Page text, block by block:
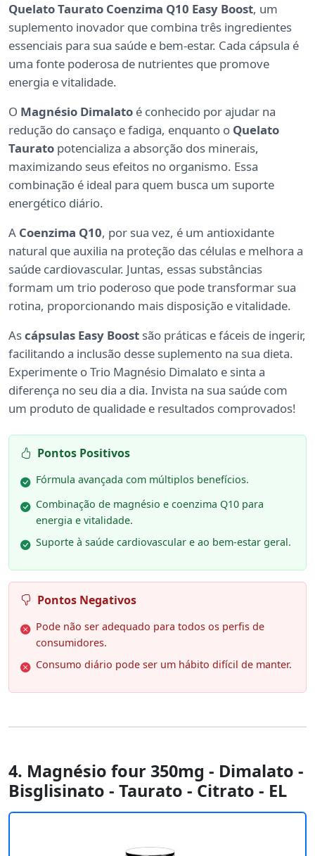
Quelato Taurato Coenzima Q10 Easy Boost, um
suplemento inovador que combina três ingredientes
essenciais para sua saúde e bem-estar. Cada cápsula é
uma fonte poderosa de nutrientes que promove
energia e vitalidade.
O Magnésio Dimalato é conhecido por ajudar na
redução do cansaço e fadiga, enquanto o Quelato
Taurato potencializa a absorção dos minerais,
maximizando seus efeitos no organismo. Essa
combinação é ideal para quem busca um suporte
energético diário.
A Coenzima Q10, por sua vez, é um antioxidante
natural que auxilia na proteção das células e melhora a
saúde cardiovascular. Juntas, essas substâncias
formam um trio poderoso que pode transformar sua
rotina, proporcionando mais disposição e vitalidade.
Ascápsulas Easy Boost são práticas e fáceis de ingerir,
facilitando a inclusão desse suplemento na sua dieta.
Experimente o Trio Magnésio Dimalato e sinta a
diferença no seu dia a dia. Invista na sua saúde com
um produto de qualidade e resultados comprovados!
Pontos Positivos
Fórmula avançada com múltiplos benefícios.
Combinação de magnésio e coenzima Q10 para
energia e vitalidade.
Suporte à saúde cardiovascular e ao bem-estar geral.
Pontos Negativos
Pode não ser adequado para todos os perfis de
consumidores.
Consumo diário pode ser um hábito difícil de manter.
4. Magnésio four 350mg - Dimalato -
Bisglisinato - Taurato - Citrato - EL